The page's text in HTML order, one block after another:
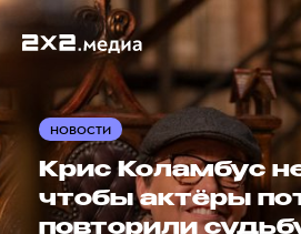
НОВОСТИ
Крис Коламбус
чтобы актёры
повторили